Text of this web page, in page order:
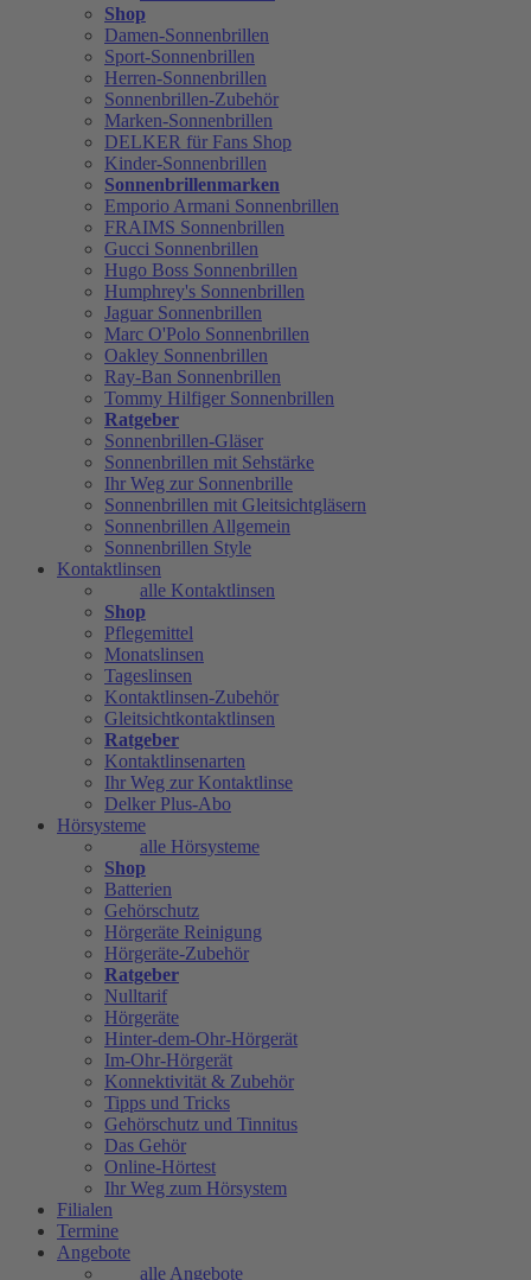
Shop
Damen-Sonnenbrillen
Sport-Sonnenbrillen
Herren-Sonnenbrillen
Sonnenbrillen-Zubehör
Marken-Sonnenbrillen
DELKER für Fans Shop
Kinder-Sonnenbrillen
Sonnenbrillenmarken
Emporio Armani Sonnenbrillen
FRAIMS Sonnenbrillen
Gucci Sonnenbrillen
Hugo Boss Sonnenbrillen
Humphrey's Sonnenbrillen
Jaguar Sonnenbrillen
Marc O'Polo Sonnenbrillen
Oakley Sonnenbrillen
Ray-Ban Sonnenbrillen
Tommy Hilfiger Sonnenbrillen
Ratgeber
Sonnenbrillen-Gläser
Sonnenbrillen mit Sehstärke
Ihr Weg zur Sonnenbrille
Sonnenbrillen mit Gleitsichtgläsern
Sonnenbrillen Allgemein
Sonnenbrillen Style
Kontaktlinsen
alle Kontaktlinsen
Shop
Pflegemittel
Monatslinsen
Tageslinsen
Kontaktlinsen-Zubehör
Gleitsichtkontaktlinsen
Ratgeber
Kontaktlinsenarten
Ihr Weg zur Kontaktlinse
Delker Plus-Abo
Hörsysteme
alle Hörsysteme
Shop
Batterien
Gehörschutz
Hörgeräte Reinigung
Hörgeräte-Zubehör
Ratgeber
Nulltarif
Hörgeräte
Hinter-dem-Ohr-Hörgerät
Im-Ohr-Hörgerät
Konnektivität & Zubehör
Tipps und Tricks
Gehörschutz und Tinnitus
Das Gehör
Online-Hörtest
Ihr Weg zum Hörsystem
Filialen
Termine
Angebote
alle Angebote